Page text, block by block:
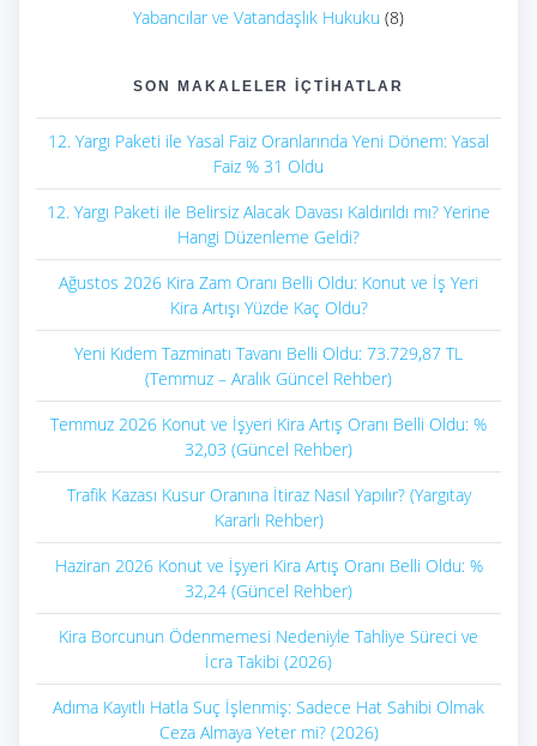
Yabancılar ve Vatandaşlık Hukuku (8)
SON MAKALELER İÇTIHATLAR
12. Yargı Paketi ile Yasal Faiz Oranlarında Yeni Dönem: Yasal
Faiz % 31 Oldu
12. Yargı Paketi ile Belirsiz Alacak Davası Kaldırıldı mı? Yerine
Hangi Düzenleme Geldi?
Ağustos 2026 Kira Zam Oranı Belli Oldu: Konut ve İş Yeri
Kira Artışı Yüzde Kaç Oldu?
Yeni Kıdem Tazminatı Tavanı Belli Oldu: 73.729,87 TL
(Temmuz – Aralık Güncel Rehber)
Temmuz 2026 Konut ve İşyeri Kira Artış Oranı Belli Oldu: %
32,03 (Güncel Rehber)
Trafik Kazası Kusur Oranına İtiraz Nasıl Yapılır? (Yargıtay
Kararlı Rehber)
Haziran 2026 Konut ve İşyeri Kira Artış Oranı Belli Oldu: %
32,24 (Güncel Rehber)
Kira Borcunun Ödenmemesi Nedeniyle Tahliye Süreci ve
İcra Takibi (2026)
Adıma Kayıtlı Hatla Suç İşlenmiş: Sadece Hat Sahibi Olmak
Ceza Almaya Yeter mi? (2026)